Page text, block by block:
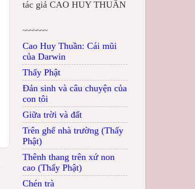
tác giả CAO HUY THUẦN
~~~~~~~
Cao Huy Thuần: Cái mũi
của Darwin
Thấy Phật
Đản sinh và câu chuyện của
con tôi
Giữa trời và đất
Trên ghế nhà trường (Thấy
Phật)
Thênh thang trên xứ non
cao (Thấy Phật)
Chén trà